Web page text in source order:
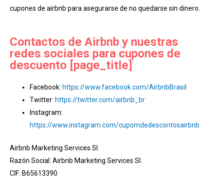
cupones de airbnb para asegurarse de no quedarse sin dinero.
Contactos de Airbnb y nuestras
redes sociales para cupones de
descuento [page_title]
Facebook: https://www.facebook.com/AirbnbBrasil
Twitter: https://twitter.com/airbnb_br
Instagram:
https://www.instagram.com/cupomdedescontosairbnb
Airbnb Marketing Services Sl.
Razón Social: Airbnb Marketing Services Sl.
CIF: B65613390